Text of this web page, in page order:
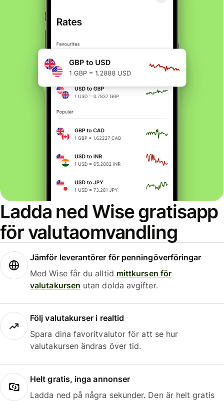
Ladda ned Wise gratisapp
för valutaomvandling
Jämför leverantörer för penningöverföringar
Med Wise får du alltid mittkursen för
valutakursen utan dolda avgifter.
Följ valutakurser i realtid
Spara dina favoritvalutor för att se hur
valutakursen ändras över tid.
Helt gratis, inga annonser
Ladda ned på några sekunder. Den är helt gratis